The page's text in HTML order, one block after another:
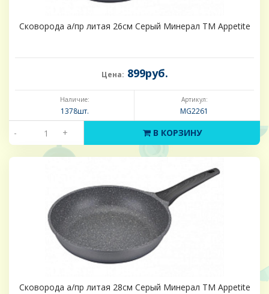
Сковорода а/пр литая 26см Серый Минерал ТМ Appetite
Цена: 899руб.
Наличие:
1378шт.
Артикул:
MG2261
- + В КОРЗИНУ
Сковорода а/пр литая 28см Серый Минерал ТМ Appetite